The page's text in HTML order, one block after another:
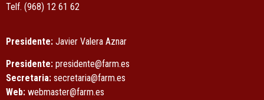
Tel f. (968) 12 61 62
Presidente: Javier Valera Aznar
Presidente: presidente@farm.es
Secretaria: secretaria@farm.es
Web: webmaster@farm.es